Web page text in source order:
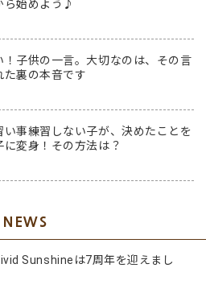
ら始めよう♪
！子供の一言。大切なのは、その言
た裏の本音です
い事練習しない子が、決めたことを
に変身！その方法は？
NEWS
Sunshineは7周年を迎えまし